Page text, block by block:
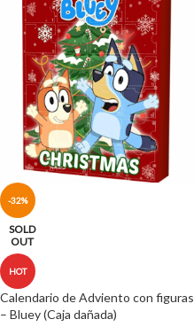
-32%
SOLD
OUT
HOT
Calendario de Adviento con figuras
– Bluey (Caja dañada)